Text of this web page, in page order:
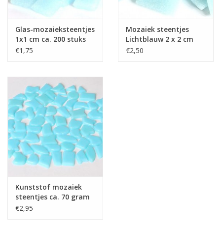
Wie zijn wij?
Moeder-dochter-activiteit
Mozaiekbank.nl
Kant-en-klare mozaïekwerken
Glas-mozaieksteentjes
1x1 cm ca. 200 stuks
Lichtblauw
€1,75
Mozaiek steentjes
Lichtblauw 2 x 2 cm
€2,50
Kunststof mozaiek
steentjes ca. 70 gram
LICHTBLAUW
€2,95